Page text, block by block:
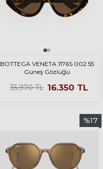
BOTTEGA VENETA 1176S 002 55
Güneş Gözlüğü
35.970TL 16.350 TL
%17